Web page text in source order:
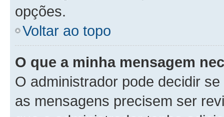
opções.
Voltar ao topo
O que a minha mensagem
O administrador pode decidir
as mensagens precisem ser